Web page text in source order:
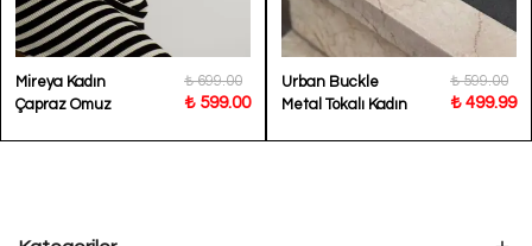
Mireya Kadın
Çapraz Omuz
₺ 699.00
₺ 599.00
Urban Buckle
Metal Tokalı Kadın
₺ 599.00
₺ 499.99